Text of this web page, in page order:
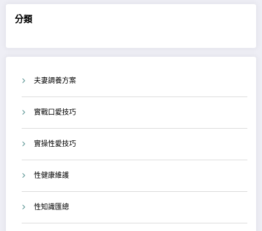
分類
夫妻調養方案
實戰口愛技巧
實操性愛技巧
性健康維護
性知識匯總